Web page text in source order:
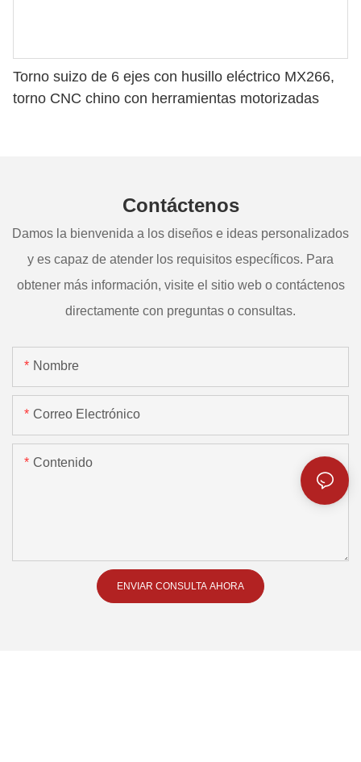
Torno suizo de 6 ejes con husillo eléctrico MX266,
torno CNC chino con herramientas motorizadas
Contáctenos
Damos la bienvenida a los diseños e ideas personalizados
y es capaz de atender los requisitos específicos. Para
obtener más información, visite el sitio web o contáctenos
directamente con preguntas o consultas.
Nombre
Correo Electrónico
Contenido
ENVIAR CONSULTA AHORA